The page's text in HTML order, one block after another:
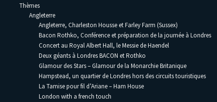
Thèmes
Angleterre
Angleterre, Charleston Housse et Farley Farm (Sussex)
Bacon Rothko, Conférence et préparation de la journée à Londres
Concert au Royal Albert Hall, le Messie de Haendel
Deux géants à Londres BACON et Rothko
Glamour des Stars – Glamour de la Monarchie Britanique
Hampstead, un quartier de Londres hors des circuits touristiques
La Tamise pour fil d’Ariane – Ham House
London with a french touch